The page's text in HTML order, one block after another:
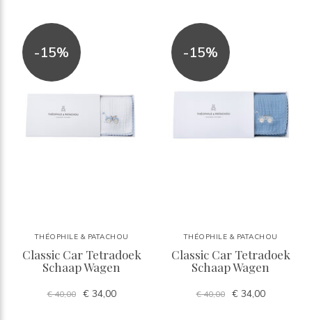
-15%
THÉOPHILE & PATACHOU
Classic Car Tetradoek
Schaap Wagen
€ 40,00 € 34,00
-15%
THÉOPHILE & PATACHOU
Classic Car Tetradoek
Schaap Wagen
€ 40,00 € 34,00